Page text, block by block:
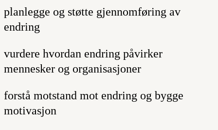
planlegge og støtte gjennomføring av
endring
vurdere hvordan endring påvirker
mennesker og organisasjoner
forstå motstand mot endring og bygge
motivasjon